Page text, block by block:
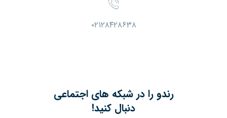
۰۲۱۲۸۴۲۸۶۳۸
رندو را در شبکه های اجتماعی
دنبال کنید!